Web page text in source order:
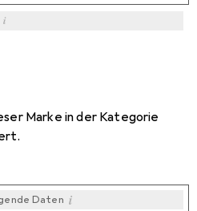
i
Marke in der Kategorie
Daten i